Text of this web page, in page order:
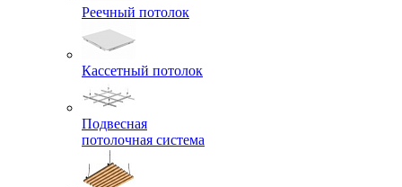
Реечный потолок
Кассетный потолок
Подвесная
потолочная система